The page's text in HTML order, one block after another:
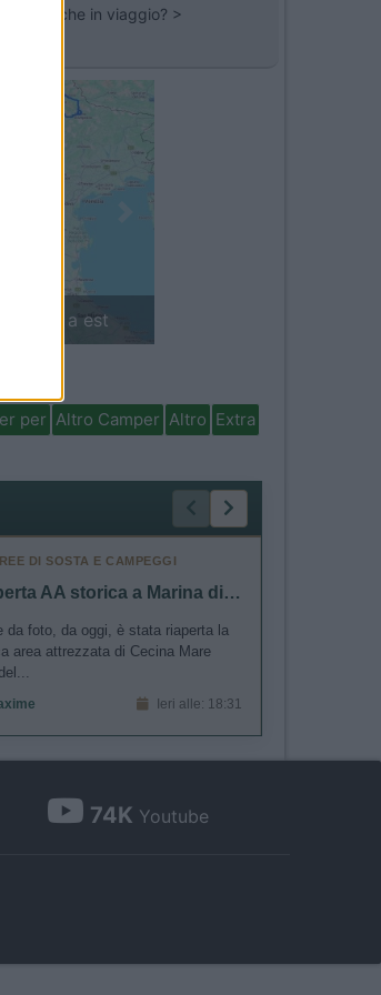
anche in viaggio? >
ovest a est
per Altro Camper Altro Extra
DI SOSTA E CAMPEGGI
Riaperta AA storica a Marina di Cecina
da foto, da oggi, è stata riaperta la
area attrezzata di Cecina Mare
Ieri alle: 18:31
74K Youtube